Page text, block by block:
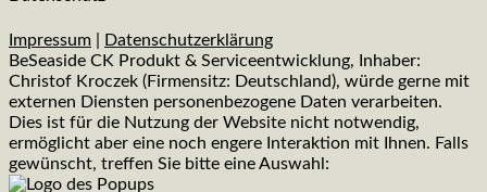
Impressum
Datenschutzerklärung
BeSeaside CK Produkt & Serviceentwicklung, Inhaber:
Christof Kroczek (Firmensitz: Deutschland), würde gerne mit
externen Diensten personenbezogene Daten verarbeiten.
Dies ist für die Nutzung der Website nicht notwendig,
ermöglicht aber eine noch engere Interaktion mit Ihnen. Falls
gewünscht, treffen Sie bitte eine Auswahl: